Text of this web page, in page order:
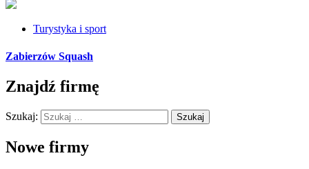
Turystyka i sport
Zabierzów Squash
Znajdź firmę
Szukaj:
Nowe firmy